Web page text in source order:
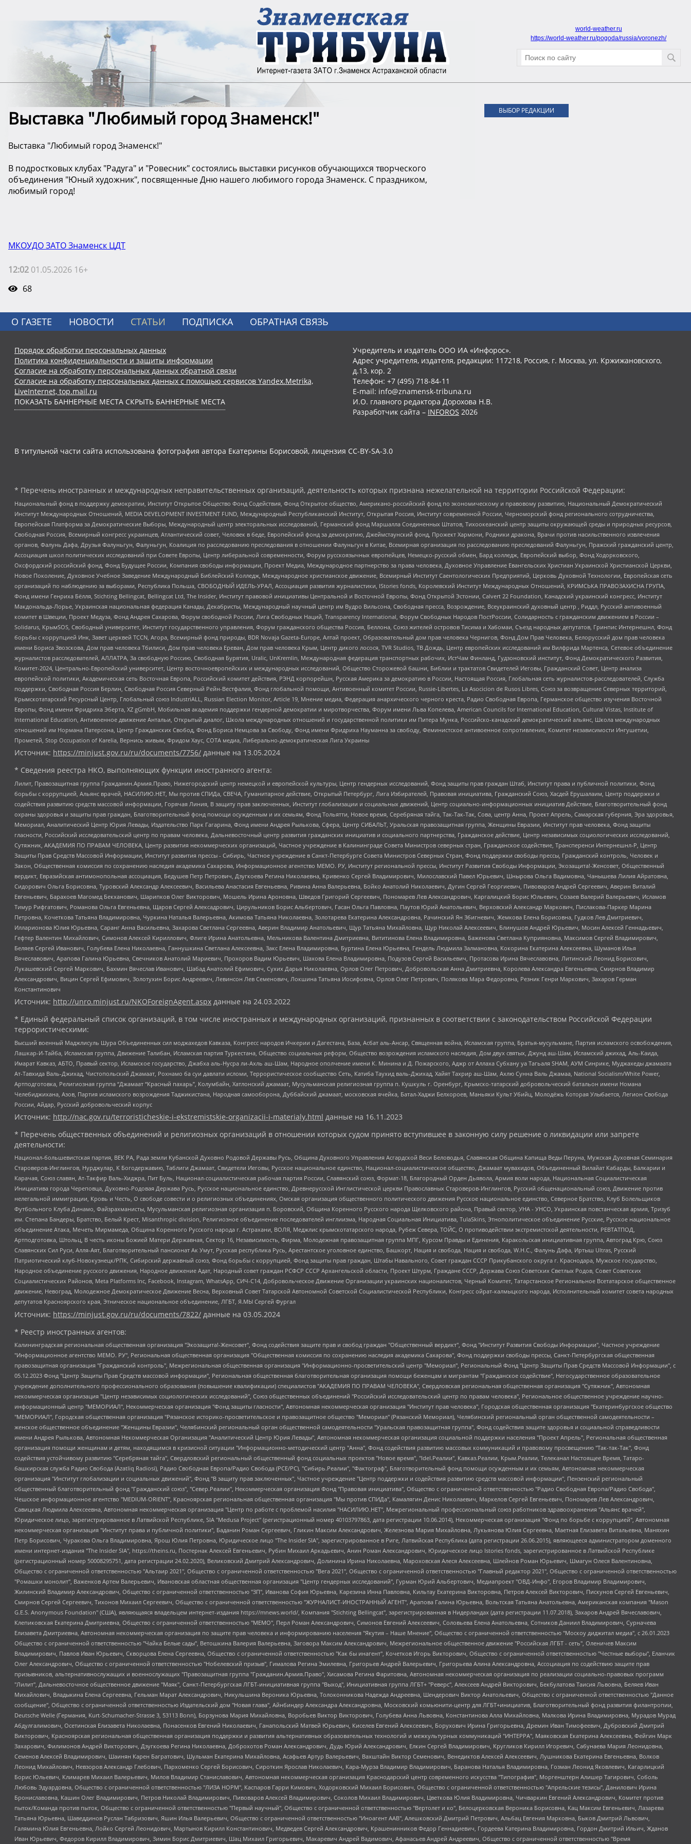
world-weather.ru
https://world-weather.ru/pogoda/russia/voronezh/
Выставка "Любимый город Знаменск!"
Выставка "Любимый город Знаменск!"
В подростковых клубах "Радуга" и "Ровесник" состоялись выставки рисунков обучающихся творческого
объединения "Юный художник", посвященные Дню нашего любимого города Знаменск. С праздником,
любимый город!
МКОУДО ЗАТО Знаменск ЦДТ
12:02 01.05.2026 16+
68
ВЫБОР РЕДАКЦИИ
О ГАЗЕТЕ НОВОСТИ СТАТЬИ ПОДПИСКА ОБРАТНАЯ СВЯЗЬ
Порядок обработки персональных данных
Политика конфиденциальности и защиты информации
Согласие на обработку персональных данных обратной связи
Согласие на обработку персональных данных с помощью сервисов Yandex.Metrika,
LiveInternet, top.mail.ru
ПОКАЗАТЬ БАННЕРНЫЕ МЕСТА СКРЫТЬ БАННЕРНЫЕ МЕСТА
Учредитель и издатель ООО ИА «Инфорос».
Адрес учредителя, издателя, редакции: 117218, Россия, г. Москва, ул. Кржижановского,
д.13, кор. 2
Телефон: +7 (495) 718-84-11
E-mail: info@znamensk-tribuna.ru
И.О. главного редактора Дорохова Н.В.
Разработчик сайта – INFOROS 2026
В титульной части сайта использована фотография автора Екатерины Борисовой, лицензия CC-BY-SA-3.0
* Перечень иностранных и международных неправительственных организаций, деятельность которых признана нежелательной на территории Российской Федерации:
Национальный фонд в поддержку демократии, Институт Открытое Общество Фонд Содействия, Фонд Открытое общество, Американо-российский фонд по экономическому и правовому развитию, Национальный Демократический
Институт Международных Отношений, MEDIA DEVELOPMENT INVESTMENT FUND, Международный Республиканский Институт, Открытая Россия, Институт современной России, Черноморский фонд регионального сотрудничества,
Европейская Платформа за Демократические Выборы, Международный центр электоральных исследований, Германский фонд Маршалла Соединенных Штатов, Тихоокеанский центр защиты окружающей среды и природных ресурсов,
Свободная Россия, Всемирный конгресс украинцев, Атлантический совет, Человек в беде, Европейский фонд за демократию, Джеймстаунский фонд, Прожект Хармони, Родники дракона, Врачи против насильственного извлечения
органов, Фалунь Дафа, Друзья Фалуньгун, Фалуньгун, Коалиция по расследованию преследования в отношении Фалуньгун в Китае, Всемирная организация по расследованию преследований Фалуньгун, Пражский гражданский центр,
Ассоциация школ политических исследований при Совете Европы, Центр либеральной современности, Форум русскоязычных европейцев, Немецко-русский обмен, Бард колледж, Европейский выбор, Фонд Ходорковского,
Оксфордский российский фонд, Фонд Будущее России, Компания свободы информации, Проект Медиа, Международное партнерство за права человека, Духовное Управление Евангельских Христиан Украинской Христианской Церкви,
Новое Поколение, Духовное Учебное Заведение Международный Библейский Колледж, Международное христианское движение, Всемирный Институт Саентологических Предприятий, Церковь Духовной Технологии, Европейская сеть
организаций по наблюдению за выборами, Республика Польша, СВОБОДНЫЙ ИДЕЛЬ-УРАЛ, Ассоциация развития журналистики, IStories fonds, Королевский Институт Международных Отношений, КРИМСЬКА ПРАВОЗАХИСНА ГРУПА,
Фонд имени Генриха Бёлля, Stichting Bellingcat, Bellingcat Ltd, The Insider, Институт правовой инициативы Центральной и Восточной Европы, Фонд Открытой Эстонии, Calvert 22 Foundation, Канадский украинский конгресс, Институт
Макдональда-Лорье, Украинская национальная федерация Канады, Декабристы, Международный научный центр им Вудро Вильсона, Свободная пресса, Возрождение, Всеукраинский духовный центр , Риддл, Русский антивоенный
комитет в Швеции, Проект Медуза, Фонд Андрея Сахарова, Форум свободной России, Лига Свободных Наций, Transparеncy International, Форум Свободных Народов ПостРоссии, Солидарность с гражданским движением в России –
Solidarus, КрымSOS, Свободный университет, Институт государственного управления, Форум гражданского общества Россия, Беллона, Союз жителей островов Тисима и Хабомаи, Съезд народных депутатов, Гринпис Интернешнл, Фонд
борьбы с коррупцией Инк, Завет церквей TCCN, Агора, Всемирный фонд природы, BDR Novaja Gazeta-Europe, Алтай проект, Образовательный дом прав человека Чернигов, Фонд Дом Прав Человека, Белорусский дом прав человека
имени Бориса Звозскова, Дом прав человека Тбилиси, Дом прав человека Ереван, Дом прав человека Крым, Центр дикого лосося, TVR Studios, ТВ Дождь, Центр европейских исследований им Вилфрида Мартенса, Сетевое объединение
журналистов расследователей, АЛЛАТРА, За свободную Россию, Свободная Бурятия, Uralic, UnKremlin, Международная федерация транспортных рабочих, ИстЧам Финланд, Гудзоновский институт, Фонд Демократического Развития,
Комитет-2024, Центрально-Европейский университет, Центр восточноевропейских и международных исследований, Общество Сторожевой башни, Библии и трактатов Свидетелей Иеговы, Гражданский Совет, Центр анализа
европейской политики, Академическая сеть Восточная Европа, Российский комитет действия, РЭНД корпорейшн, Русская Америка за демократию в России, Настоящая Россия, Глобальная сеть журналистов-расследователей, Служба
поддержки, Свободная Россия Берлин, Свободная Россия Северный Рейн-Вестфалия, Фонд глобальной помощи, Антивоенный комитет России, Russie-Libertes, La Asocicion de Rusos Libres, Союз за возвращение Северных территорий,
Крымскотатарский Ресурсный Центр, Глобальный союз IndustriALL, Russian Election Monitor, Article 19, Мнение медиа, Федерация анархического черного креста, Радио Свободная Европа, Германское общество изучения Восточной
Европы, Фонд имени Фридриха Эберта, XZ gGmbH, Мобильная академия поддержки гендерной демократии и миротворчества, Форум имени Льва Копелева, American Councils for International Education, Cultural Vistas, Institute of
International Education, Антивоенное движение Антальи, Открытый диалог, Школа международных отношений и государственной политики им Питера Мунка, Российско-канадский демократический альянс, Школа международных
отношений им Нормана Патерсона, Центр Гражданских Свобод, Фонд Бориса Немцова за Свободу, Фонд имени Фридриха Науманна за свободу, Феминистское антивоенное сопротивление, Комитет независимости Ингушетии,
Прометей, Stop Occupation of Karelia, Вернись живым, Фридом Хаус, СОТА медиа, Либерально-демократическая Лига Украины
Источник: https://minjust.gov.ru/ru/documents/7756/ данные на 13.05.2024
* Сведения реестра НКО, выполняющих функции иностранного агента:
Лилит, Правозащитная группа Гражданин.Армия.Право, Нижегородский центр немецкой и европейской культуры, Центр гендерных исследований, Фонд защиты прав граждан Штаб, Институт права и публичной политики, Фонд
борьбы с коррупцией, Альянс врачей, НАСИЛИЮ.НЕТ, Мы против СПИДа, СВЕЧА, Гуманитарное действие, Открытый Петербург, Лига Избирателей, Правовая инициатива, Гражданский Союз, Хасдей Ерушалаим, Центр поддержки и
содействия развитию средств массовой информации, Горячая Линия, В защиту прав заключенных, Институт глобализации и социальных движений, Центр социально-информационных инициатив Действие, Благотворительный фонд
охраны здоровья и защиты прав граждан, Благотворительный фонд помощи осужденным и их семьям, Фонд Тольятти, Новое время, Серебряная тайга, Так-Так-Так, Сова, центр Анна, Проект Апрель, Самарская губерния, Эра здоровья,
Мемориал, Аналитический Центр Юрия Левады, Издательство Парк Гагарина, Фонд имени Андрея Рылькова, Сфера, Центр СИБАЛЬТ, Уральская правозащитная группа, Женщины Евразии, Институт прав человека, Фонд защиты
гласности, Российский исследовательский центр по правам человека, Дальневосточный центр развития гражданских инициатив и социального партнерства, Гражданское действие, Центр независимых социологических исследований,
Сутяжник, АКАДЕМИЯ ПО ПРАВАМ ЧЕЛОВЕКА, Центр развития некоммерческих организаций, Частное учреждение в Калининграде Совета Министров северных стран, Гражданское содействие, Трансперенси Интернешнл-Р, Центр
Защиты Прав Средств Массовой Информации, Институт развития прессы - Сибирь, Частное учреждение в Санкт-Петербурге Совета Министров Северных Стран, Фонд поддержки свободы прессы, Гражданский контроль, Человек и
Закон, Общественная комиссия по сохранению наследия академика Сахарова, Информационное агентство МЕМО. РУ, Институт региональной прессы, Институт Развития Свободы Информации, Экозащита!-Женсовет, Общественный
вердикт, Евразийская антимонопольная ассоциация, Бедушев Петр Петрович, Дзугкоева Регина Николаевна, Кривенко Сергей Владимирович, Милославский Павел Юрьевич, Шнырова Ольга Вадимовна, Чанышева Лилия Айратовна,
Сидорович Ольга Борисовна, Туровский Александр Алексеевич, Васильева Анастасия Евгеньевна, Ривина Анна Валерьевна, Бойко Анатолий Николаевич, Дугин Сергей Георгиевич, Пивоваров Андрей Сергеевич, Аверин Виталий
Евгеньевич, Барахоев Магомед Бекханович, Шарипков Олег Викторович, Мошель Ирина Ароновна, Шведов Григорий Сергеевич, Пономарев Лев Александрович, Каргалицкий Борис Юльевич, Созаев Валерий Валерьевич, Исламов
Тимур Рифгатович, Романова Ольга Евгеньевна, Щаров Сергей Алексадрович, Цирульников Борис Альбертович, Гасан Ольга Павловна, Паутов Юрий Анатольевич, Верховский Александр Маркович, Пислакова-Паркер Марина
Петровна, Кочеткова Татьяна Владимировна, Чуркина Наталья Валерьевна, Акимова Татьяна Николаевна, Золотарева Екатерина Александровна, Рачинский Ян Збигневич, Жемкова Елена Борисовна, Гудков Лев Дмитриевич,
Илларионова Юлия Юрьевна, Саранг Анна Васильевна, Захарова Светлана Сергеевна, Аверин Владимир Анатольевич, Щур Татьяна Михайловна, Щур Николай Алексеевич, Блинушов Андрей Юрьевич, Мосин Алексей Геннадьевич,
Гефтер Валентин Михайлович, Симонов Алексей Кириллович, Флиге Ирина Анатольевна, Мельникова Валентина Дмитриевна, Вититинова Елена Владимировна, Баженова Светлана Куприяновна, Максимов Сергей Владимирович,
Беляев Сергей Иванович, Голубева Елена Николаевна, Ганнушкина Светлана Алексеевна, Закс Елена Владимировна, Буртина Елена Юрьевна, Гендель Людмила Залмановна, Кокорина Екатерина Алексеевна, Шуманов Илья
Вячеславович, Арапова Галина Юрьевна, Свечников Анатолий Мариевич, Прохоров Вадим Юрьевич, Шахова Елена Владимировна, Подузов Сергей Васильевич, Протасова Ирина Вячеславовна, Литинский Леонид Борисович,
Лукашевский Сергей Маркович, Бахмин Вячеслав Иванович, Шабад Анатолий Ефимович, Сухих Дарья Николаевна, Орлов Олег Петрович, Добровольская Анна Дмитриевна, Королева Александра Евгеньевна, Смирнов Владимир
Александрович, Вицин Сергей Ефимович, Золотухин Борис Андреевич, Левинсон Лев Семенович, Локшина Татьяна Иосифовна, Орлов Олег Петрович, Полякова Мара Федоровна, Резник Генри Маркович, Захаров Герман
Константинович
Источник: http://unro.minjust.ru/NKOForeignAgent.aspx данные на 24.03.2022
* Единый федеральный список организаций, в том числе иностранных и международных организаций, признанных в соответствии с законодательством Российской Федерации
террористическими:
Высший военный Маджлисуль Шура Объединенных сил моджахедов Кавказа, Конгресс народов Ичкерии и Дагестана, База, Асбат аль-Ансар, Священная война, Исламская группа, Братья-мусульмане, Партия исламского освобождения,
Лашкар-И-Тайба, Исламская группа, Движение Талибан, Исламская партия Туркестана, Общество социальных реформ, Общество возрождения исламского наследия, Дом двух святых, Джунд аш-Шам, Исламский джихад, Аль-Каида,
Имарат Кавказ, АБТО, Правый сектор, Исламское государство, Джабха аль-Нусра ли-Ахль аш-Шам, Народное ополчение имени К. Минина и Д. Пожарского, Аджр от Аллаха Субхану уа Тагьаля SHAM, АУМ Синрике, Муджахеды джамаата
Ат-Тавхида Валь-Джихад, Чистопольский Джамаат, Рохнамо ба суи давлати исломи, Террористическое сообщество Сеть, Катиба Таухид валь-Джихад, Хайят Тахрир аш-Шам, Ахлю Сунна Валь Джамаа, National Socialism/White Power,
Артподготовка, Религиозная группа “Джамаат “Красный пахарь”, Колумбайн, Хатлонский джамаат, Мусульманская религиозная группа п. Кушкуль г. Оренбург, Крымско-татарский добровольческий батальон имени Номана
Челебиджихана, Азов, Партия исламского возрождения Таджикистана, Народная самооборона, Дуббайский джамаат, московская ячейка, Батал-Хаджи Белхороев, Маньяки Культ Убийц, Молодёжь Которая Улыбается, Легион Свобода
России, Айдар, Русский добровольческий корпус
Источник: http://nac.gov.ru/terroristicheskie-i-ekstremistskie-organizacii-i-materialy.html данные на 16.11.2023
* Перечень общественных объединений и религиозных организаций в отношении которых судом принято вступившее в законную силу решение о ликвидации или запрете
деятельности:
Национал-большевистская партия, ВЕК РА, Рада земли Кубанской Духовно Родовой Державы Русь, Община Духовного Управления Асгардской Веси Беловодья, Славянская Община Капища Веды Перуна, Мужская Духовная Семинария
Староверов-Инглингов, Нурджулар, К Богодержавию, Таблиги Джамаат, Свидетели Иеговы, Русское национальное единство, Национал-социалистическое общество, Джамаат мувахидов, Объединенный Вилайат Кабарды, Балкарии и
Карачая, Союз славян, Ат-Такфир Валь-Хиджра, Пит Буль, Национал-социалистическая рабочая партия России, Славянский союз, Формат-18, Благородный Орден Дьявола, Армия воли народа, Национальная Социалистическая
Инициатива города Череповца, Духовно-Родовая Держава Русь, Русское национальное единство, Древнерусской Инглистической церкви Православных Староверов-Инглингов, Русский общенациональный союз, Движение против
нелегальной иммиграции, Кровь и Честь, О свободе совести и о религиозных объединениях, Омская организация общественного политического движения Русское национальное единство, Северное Братство, Клуб Болельщиков
Футбольного Клуба Динамо, Файзрахманисты, Мусульманская религиозная организация п. Боровский, Община Коренного Русского народа Щелковского района, Правый сектор, УНА - УНСО, Украинская повстанческая армия, Тризуб
им. Степана Бандеры, Братство, Белый Крест, Misanthropic division, Религиозное объединение последователей инглиизма, Народная Социальная Инициатива, TulaSkins, Этнополитическое объединение Русские, Русское национальное
объединение Атака, Мечеть Мирмамеда, Община Коренного Русского народа г. Астрахани, ВОЛЯ, Меджлис крымскотатарского народа, Рубеж Севера, ТОЙС, О противодействии экстремистской деятельности, РЕВТАТПОД,
Артподготовка, Штольц, В честь иконы Божией Матери Державная, Сектор 16, Независимость, Фирма, Молодежная правозащитная группа МПГ, Курсом Правды и Единения, Каракольская инициативная группа, Автоград Крю, Союз
Славянских Сил Руси, Алля-Аят, Благотворительный пансионат Ак Умут, Русская республика Русь, Арестантское уголовное единство, Башкорт, Нация и свобода, Нация и свобода, W.H.С., Фалунь Дафа, Иртыш Ultras, Русский
Патриотический клуб-Новокузнецк/РПК, Сибирский державный союз, Фонд борьбы с коррупцией, Фонд защиты прав граждан, Штабы Навального, Совет граждан СССР Прикубанского округа г. Краснодара, Мужское государство,
Народное объединение русского движения, Народное движение Адат, Народный совет граждан РСФСР СССР Архангельской области, Проект Штурм, Граждане СССР, Держава Союз Советских Светлых Родов, Совет Советских
Социалистических Районов, Meta Platforms Inc, Facebook, Instagram, WhatsApp, СИЧ-С14, Добровольческое Движение Организации украинских националистов, Черный Комитет, Татарстанское Региональное Всетатарское общественное
движение, Невоград, Молодежное Демократическое Движение Весна, Верховный Совет Татарской Автономной Советской Социалистической Республики, Конгресс ойрат-калмыцкого народа, Исполнительный комитет совета народных
депутатов Красноярского края, Этническое национальное объединение, ЛГБТ, Я.МЫ Сергей Фургал
Источник: https://minjust.gov.ru/ru/documents/7822/ данные на 03.05.2024
* Реестр иностранных агентов:
Калининградская региональная общественная организация "Экозащита!-Женсовет", Фонд содействия защите прав и свобод граждан "Общественный вердикт", Фонд "Институт Развития Свободы Информации", Частное учреждение "Информационное агентство МЕМО. РУ", Региональная общественная организация "Общественная комиссия по сохранению наследия академика Сахарова", Фонд поддержки свободы прессы, Санкт-Петербургская общественная правозащитная организация "Гражданский контроль", Межрегиональная общественная организация "Информационно-просветительский центр "Мемориал", Региональный Фонд "Центр Защиты Прав Средств Массовой Информации", с 05.12.2023 Фонд "Центр Защиты Прав Средств массовой информации", Региональная общественная благотворительная организация помощи беженцам и мигрантам "Гражданское содействие", Негосударственное образовательное учреждение дополнительного профессионального образования (повышение квалификации) специалистов "АКАДЕМИЯ ПО ПРАВАМ ЧЕЛОВЕКА", Свердловская региональная общественная организация "Сутяжник", Автономная некоммерческая организация "Центр независимых социологических исследований", Союз общественных объединений "Российский исследовательский центр по правам человека", Региональное общественное учреждение научно-информационный центр "МЕМОРИАЛ", Некоммерческая организация "Фонд защиты гласности", Автономная некоммерческая организация "Институт прав человека", Городская общественная организация "Екатеринбургское общество "МЕМОРИАЛ", Городская общественная организация "Рязанское историко-просветительское и правозащитное общество "Мемориал" (Рязанский Мемориал), Челябинский региональный орган общественной самодеятельности – женское общественное объединение "Женщины Евразии", Челябинский региональный орган общественной самодеятельности "Уральская правозащитная группа", Фонд содействия защите здоровья и социальной справедливости имени Андрея Рылькова, Автономная Некоммерческая Организация "Аналитический Центр Юрия Левады", Автономная некоммерческая организация социальной поддержки населения "Проект Апрель", Региональная общественная организация помощи женщинам и детям, находящимся в кризисной ситуации "Информационно-методический центр "Анна", Фонд содействия развитию массовых коммуникаций и правовому просвещению "Так-так-Так", Фонд содействия устойчивому развитию "Серебряная тайга", Свердловский региональный общественный фонд социальных проектов "Новое время", "Idel.Реалии", Кавказ.Реалии, Крым.Реалии, Телеканал Настоящее Время, Татаро-башкирская служба Радио Свобода (Azatliq Radiosi), Радио Свободная Европа/Радио Свобода (PCE/PC), "Сибирь.Реалии", "Фактограф", Благотворительный фонд помощи осужденным и их семьям, Автономная некоммерческая организация "Институт глобализации и социальных движений", Фонд "В защиту прав заключенных", Частное учреждение "Центр поддержки и содействия развитию средств массовой информации", Пензенский региональный общественный благотворительный фонд "Гражданский союз", "Север.Реалии", Некоммерческая организация Фонд "Правовая инициатива", Общество с ограниченной ответственностью "Радио Свободная Европа/Радио Свобода", Чешское информационное агентство "MEDIUM-ORIENT", Красноярская региональная общественная организация "Мы против СПИДа", Камалягин Денис Николаевич, Маркелов Сергей Евгеньевич, Пономарев Лев Александрович, Савицкая Людмила Алексеевна, Автономная некоммерческая организация "Центр по работе с проблемой насилия "НАСИЛИЮ.НЕТ", Межрегиональный профессиональный союз работников здравоохранения "Альянс врачей", Юридическое лицо, зарегистрированное в Латвийской Республике, SIA "Medusa Project" (регистрационный номер 40103797863, дата регистрации 10.06.2014), Некоммерческая организация "Фонд по борьбе с коррупцией", Автономная некоммерческая организация "Институт права и публичной политики", Баданин Роман Сергеевич, Гликин Максим Александрович, Железнова Мария Михайловна, Лукьянова Юлия Сергеевна, Маетная Елизавета Витальевна, Маняхин Петр Борисович, Чуракова Ольга Владимировна, Ярош Юлия Петровна, Юридическое лицо "The Insider SIA", зарегистрированное в Риге, Латвийская Республика (дата регистрации 26.06.2015), являющееся администратором доменного имени интернет-издания "The Insider SIA", https://theins.ru, Постернак Алексей Евгеньевич, Рубин Михаил Аркадьевич, Анин Роман Александрович, Юридическое лицо Istories fonds, зарегистрированное в Латвийской Республике (регистрационный номер 50008295751, дата регистрации 24.02.2020), Великовский Дмитрий Александрович, Долинина Ирина Николаевна, Мароховская Алеся Алексеевна, Шлейнов Роман Юрьевич, Шмагун Олеся Валентиновна, Общество с ограниченной ответственностью "Альтаир 2021", Общество с ограниченной ответственностью "Вега 2021", Общество с ограниченной ответственностью "Главный редактор 2021", Общество с ограниченной ответственностью "Ромашки монолит", Важенков Артем Валерьевич, Ивановская областная общественная организация "Центр гендерных исследований", Гурман Юрий Альбертович, Медиапроект "ОВД-Инфо", Егоров Владимир Владимирович, Жилинский Владимир Александрович, Общество с ограниченной ответственностью "ЗП", Иванова София Юрьевна, Карезина Инна Павловна, Кильтау Екатерина Викторовна, Петров Алексей Викторович, Пискунов Сергей Евгеньевич, Смирнов Сергей Сергеевич, Тихонов Михаил Сергеевич, Общество с ограниченной ответственностью "ЖУРНАЛИСТ-ИНОСТРАННЫЙ АГЕНТ", Арапова Галина Юрьевна, Вольтская Татьяна Анатольевна, Американская компания "Mason G.E.S. Anonymous Foundation" (США), являющаяся владельцем интернет-издания https://mnews.world/, Компания "Stichting Bellingcat", зарегистрированная в Нидерландах (дата регистрации 11.07.2018), Захаров Андрей Вячеславович, Клепиковская Екатерина Дмитриевна, Общество с ограниченной ответственностью "МЕМО", Перл Роман Александрович, Симонов Евгений Алексеевич, Соловьева Елена Анатольевна, Сотников Даниил Владимирович, Сурначева Елизавета Дмитриевна, Автономная некоммерческая организация по защите прав человека и информированию населения "Якутия – Наше Мнение", Общество с ограниченной ответственностью "Москоу диджитал медиа", с 26.01.2023 Общество с ограниченной ответственностью "Чайка Белые сады", Ветошкина Валерия Валерьевна, Заговора Максим Александрович, Межрегиональное общественное движение "Российская ЛГБТ - сеть", Оленичев Максим Владимирович, Павлов Иван Юрьевич, Скворцова Елена Сергеевна, Общество с ограниченной ответственностью "Как бы инагент", Кочетков Игорь Викторович, Общество с ограниченной ответственностью "Честные выборы", Еланчик Олег Александрович, Общество с ограниченной ответственностью "Нобелевский призыв", Гималова Регина Эмилевна, Григорьев Андрей Валерьевич, Григорьева Алина Александровна, Ассоциация по содействию защите прав призывников, альтернативнослужащих и военнослужащих "Правозащитная группа "Гражданин.Армия.Право", Хисамова Регина Фаритовна, Автономная некоммерческая организация по реализации социально-правовых программ "Лилит", Дальневосточное общественное движение "Маяк", Санкт-Петербургская ЛГБТ-инициативная группа "Выход", Инициативная группа ЛГБТ+ "Реверс", Алексеев Андрей Викторович, Бекбулатова Таисия Львовна, Беляев Иван Михайлович, Владыкина Елена Сергеевна, Гельман Марат Александрович, Никульшина Вероника Юрьевна, Толоконникова Надежда Андреевна, Шендерович Виктор Анатольевич, Общество с ограниченной ответственностью "Данное сообщение", Общество с ограниченной ответственностью Издательский дом "Новая глава", Айнбиндер Александра Александровна, Московский комьюнити-центр для ЛГБТ+инициатив, Благотворительный фонд развития филантропии, Deutsche Welle (Германия, Kurt-Schumacher-Strasse 3, 53113 Bonn), Борзунова Мария Михайловна, Воробьев Виктор Викторович, Голубева Анна Львовна, Константинова Алла Михайловна, Малкова Ирина Владимировна, Мурадов Мурад Абдулгалимович, Осетинская Елизавета Николаевна, Понасенков Евгений Николаевич, Ганапольский Матвей Юрьевич, Киселев Евгений Алексеевич, Борухович Ирина Григорьевна, Дремин Иван Тимофеевич, Дубровский Дмитрий Викторович, Красноярская региональная общественная организация поддержки и развития альтернативных образовательных технологий и межкультурных коммуникаций "ИНТЕРРА", Маяковская Екатерина Алексеевна, Фейгин Марк Захарович, Филимонов Андрей Викторович, Дзугкоева Регина Николаевна, Доброхотов Роман Александрович, Дудь Юрий Александрович, Елкин Сергей Владимирович, Кругликов Кирилл Игоревич, Сабунаева Мария Леонидовна, Семенов Алексей Владимирович, Шаинян Карен Багратович, Шульман Екатерина Михайловна, Асафьев Артур Валерьевич, Вахштайн Виктор Семенович, Венедиктов Алексей Алексеевич, Лушникова Екатерина Евгеньевна, Волков Леонид Михайлович, Невзоров Александр Глебович, Пархоменко Сергей Борисович, Сироткин Ярослав Николаевич, Кара-Мурза Владимир Владимирович, Баранова Наталья Владимировна, Гозман Леонид Яковлевич, Кагарлицкий Борис Юльевич, Климарев Михаил Валерьевич, Милов Владимир Станиславович, Автономная некоммерческая организация Краснодарский центр современного искусства "Типография", Моргенштерн Алишер Тагирович, Соболь Любовь Эдуардовна, Общество с ограниченной ответственностью "ЛИЗА НОРМ", Каспаров Гарри Кимович, Ходорковский Михаил Борисович, Общество с ограниченной ответственностью "Апрельские тезисы", Данилович Ирина Брониславовна, Кашин Олег Владимирович, Петров Николай Владимирович, Пивоваров Алексей Владимирович, Соколов Михаил Владимирович, Цветкова Юлия Владимировна, Чичваркин Евгений Александрович, Комитет против пыток/Команда против пыток, Общество с ограниченной ответственностью "Первый научный", Общество с ограниченной ответственностью "Вертолет и ко", Белоцерковская Вероника Борисовна, Кац Максим Евгеньевич, Лазарева Татьяна Юрьевна, Шаведдинов Руслан Табризович, Яшин Илья Валерьевич, Общество с ограниченной ответственностью "Иноагент ААВ", Алешковский Дмитрий Петрович, Альбац Евгения Марковна, Быков Дмитрий Львович, Галямина Юлия Евгеньевна, Лойко Сергей Леонидович, Мартынов Кирилл Константинович, Медведев Сергей Александрович, Крашенинников Федор Геннадиевич, Гордеева Катерина Вл